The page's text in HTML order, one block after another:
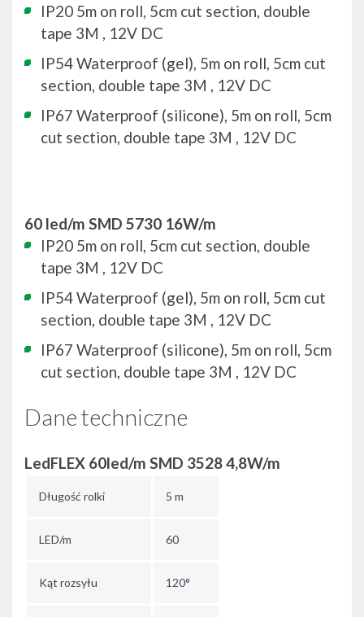
IP20 5m on roll, 5cm cut section, double
tape 3M , 12V DC
IP54 Waterproof (gel), 5m on roll, 5cm cut
section, double tape 3M , 12V DC
IP67 Waterproof (silicone), 5m on roll, 5cm
cut section, double tape 3M , 12V DC
60 led/m SMD 5730 16W/m
IP20 5m on roll, 5cm cut section, double
tape 3M , 12V DC
IP54 Waterproof (gel), 5m on roll, 5cm cut
section, double tape 3M , 12V DC
IP67 Waterproof (silicone), 5m on roll, 5cm
cut section, double tape 3M , 12V DC
Dane techniczne
LedFLEX 60led/m SMD 3528 4,8W/m
Długość rolki 5 m
LED/m 60
Kąt rozsyłu 120°